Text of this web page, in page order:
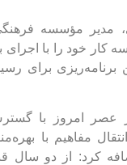
فرهنگی
را با اجرای
برای رسیدن به
با گسترش
با بهره‌مندی از
از دو سال قبل با